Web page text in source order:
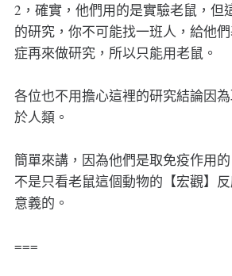
2，確實，他們用的是實驗老鼠，但
的研究，你不可能找一班人，給他
症再來做研究，所以只能用老鼠。
各位也不用擔心這裡的研究結論因
於人類。
簡單來講，因為他們是取免疫作用
不是只看老鼠這個動物的【宏觀】
意義的。
===